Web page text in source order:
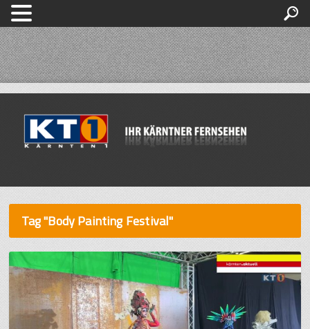
Tag "Body Painting Festival"